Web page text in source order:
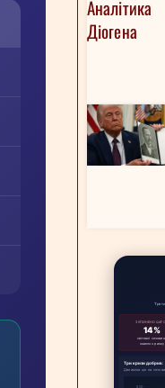
ЗУПИНЕНО
14%
світової
зникло з ринку
Три кризи добрив:
Динаміка цін на